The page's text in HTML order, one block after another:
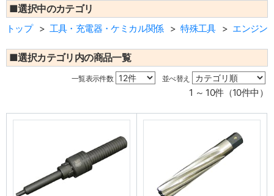
■選択中のカテゴリ
トップ 工具・充電器・ケミカル関係 特殊工具 エンジン
■選択カテゴリ内の商品一覧
一覧表示件数 並べ替え
1 ～ 10件（10件中）